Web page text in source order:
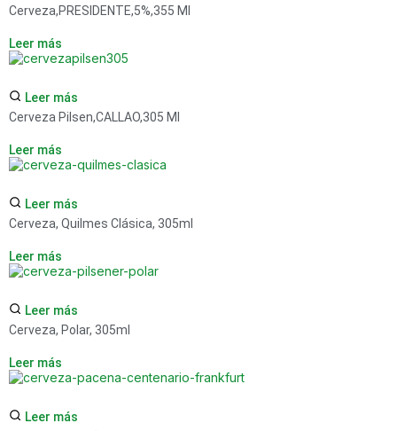
Cerveza,PRESIDENTE,5%,355 Ml
Leer más
Leer más
Cerveza Pilsen,CALLAO,305 Ml
Leer más
Leer más
Cerveza, Quilmes Clásica, 305ml
Leer más
Leer más
Cerveza, Polar, 305ml
Leer más
Leer más